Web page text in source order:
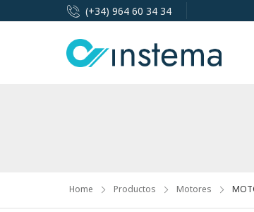
(+34) 964 60 34 34
Home Productos Motores